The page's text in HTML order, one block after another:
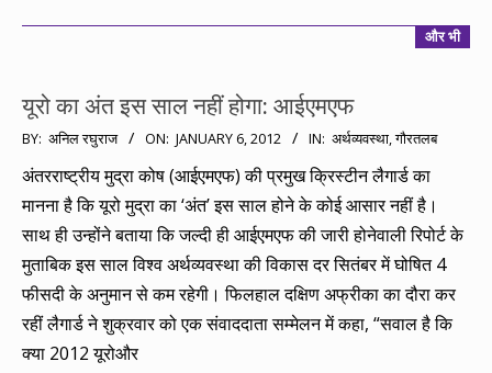
और भी
यूरो का अंत इस साल नहीं होगा: आईएमएफ
2012-
01-
BY: अनिल रघुराज ON: JANUARY 6, 2012 IN: अर्थव्यवस्था,गौरतलब
अंतरराष्ट्रीय मुद्रा कोष (आईएमएफ) की प्रमुख क्रिस्टीन लैगार्ड का
मानना है कि यूरो मुद्रा का ‘अंत’ इस साल होने के कोई आसार नहीं है।
साथ ही उन्होंने बताया कि जल्दी ही आईएमएफ की जारी होनेवाली रिपोर्ट के
मुताबिक इस साल विश्व अर्थव्यवस्था की विकास दर सितंबर में घोषित 4
फीसदी के अनुमान से कम रहेगी। फिलहाल दक्षिण अफ्रीका का दौरा कर
रहीं लैगार्ड ने शुक्रवार को एक संवाददाता सम्मेलन में कहा, “सवाल है कि
क्या 2012 यूरोऔर